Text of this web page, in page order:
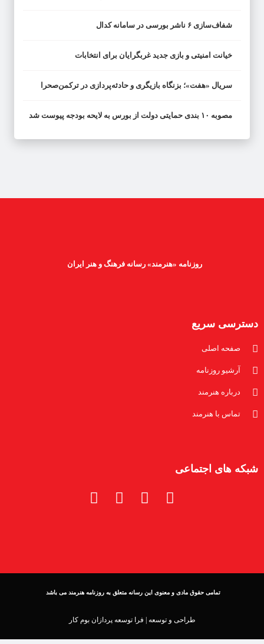
شفاف‌سازی ۶ ناشر بورسی در سامانه کدال
خیانت امنیتی و بازی جدید غربگرایان برای انتخابات
سریال «هفت»؛ بزنگاه بازیگری و حادثه‌پردازی در ترکمن‌صحرا
مصوبه ۱۰ بندی حمایتی دولت از بورس به لایحه بودجه پیوست شد
روزنامه «هنرمند» رسانه فرهنگ و هنر ایران
دسترسی سریع
صفحه اصلی
آرشیو روزنامه
درباره هنرمند
تماس با هنرمند
شبکه های اجتماعی
تمامی حقوق مادی و معنوی این رسانه متعلق به روزنامه هنرمند می باشد
طراحی و توسعه | فرا توسعه پردازان بوم کار